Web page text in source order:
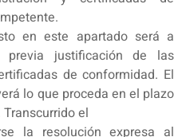
en este apartado será a
justificación de las
de conformidad. El
lo que proceda en el plazo
el
la resolución expresa al